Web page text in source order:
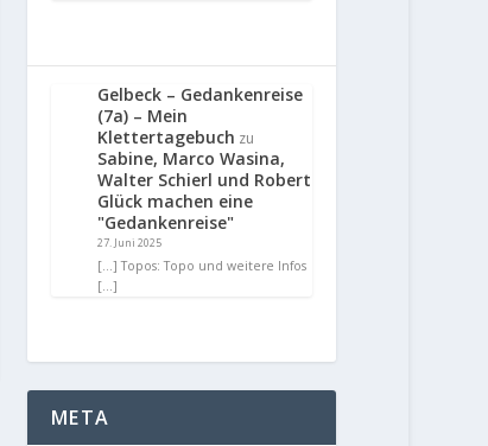
Gelbeck – Gedankenreise
(7a) – Mein
Klettertagebuch zu
Sabine, Marco Wasina,
Walter Schierl und Robert
Glück machen eine
"Gedankenreise"
27. Juni 2025
[…] Topos: Topo und weitere Infos
[…]
META